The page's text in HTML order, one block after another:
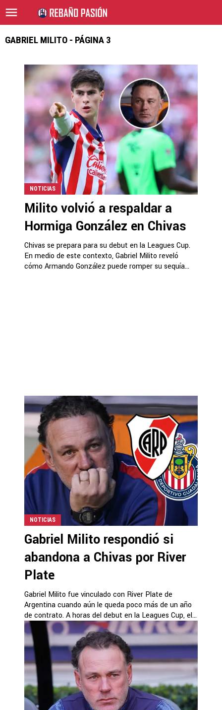
GABRIEL MILITO - PÁGINA 3
NOTICIAS
Milito volvió a respaldar a
Hormiga González en Chivas
Chivas se prepara para su debut en la Leagues Cup.
En medio de este contexto, Gabriel Milito reveló
cómo Armando González puede romper su sequía...
NOTICIAS
Gabriel Milito respondió si
abandona a Chivas por River
Plate
Gabriel Milito fue vinculado con River Plate de
Argentina cuando aún le queda poco más de un año
de contrato. A horas del debut en la Leagues Cup, el...